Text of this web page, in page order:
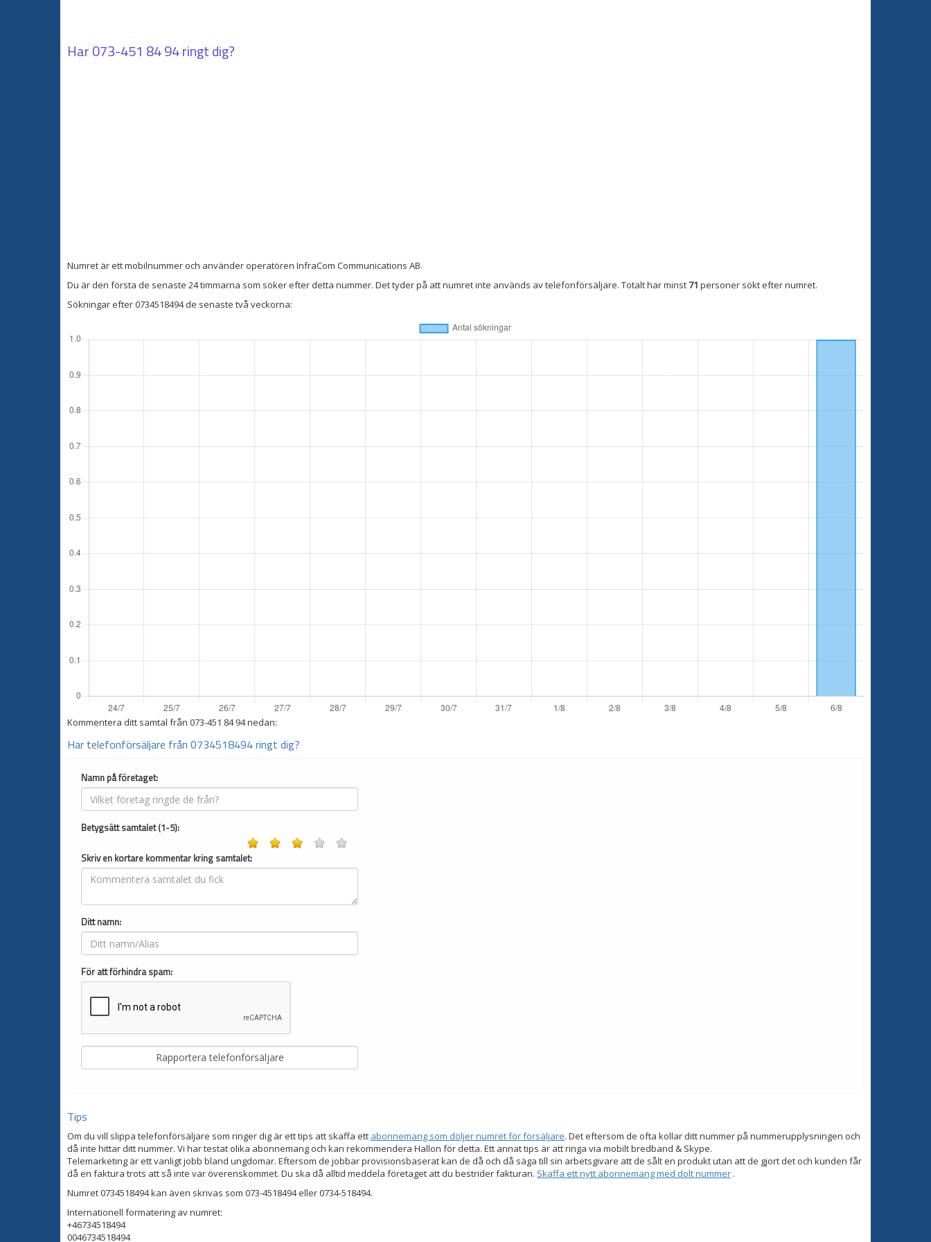
Har073-451 84 94ringt dig?
Numret är ett mobilnummer och använder operatören InfraCom Communications AB.
Du är den första de senaste 24 timmarna som söker efter detta nummer. Det tyder på att numret inte används av telefonförsäljare. Totalt har minst71 personer sökt efter numret.
Sökningar efter 0734518494 de senaste två veckorna:
Kommentera ditt samtal från 073-451 84 94nedan:
Har telefonförsäljare från 0734518494 ringt dig?
Namn på företaget:
Betygsätt samtalet (1-5):
Skriv en kortare kommentar kring samtalet:
Ditt namn:
För att förhindra spam:
Tips
Om du vill slippa telefonförsäljare som ringer dig är ett tips att skaffa ett abonnemang som döljer numret för försäljare. Det eftersom de ofta kollar ditt nummer på nummerupplysningen och
då inte hittar ditt nummer. Vi har testat olika abonnemang och kan rekommendera Hallon för detta. Ett annat tips är att ringa via mobilt bredband & Skype.
Telemarketing är ett vanligt jobb bland ungdomar. Eftersom de jobbar provisionsbaserat kan de då och då säga till sin arbetsgivare att de sålt en produkt utan att de gjort det och kunden får
då en faktura trots att så inte var överenskommet. Du ska då alltid meddela företaget att du bestrider fakturan. Skaffa ett nytt abonnemang med dolt nummer .
Numret 0734518494 kan även skrivas som 073-4518494 eller 0734-518494.
Internationell formatering av numret:
+46734518494
0046734518494